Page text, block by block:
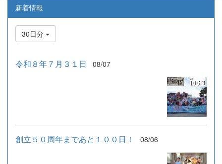
新着情報
30日分
令和８年７月３１日 08/07
創立５０周年まであと１００日！ 08/06